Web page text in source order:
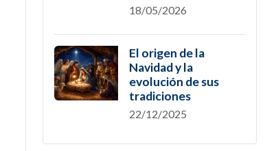
18/05/2026
El origen de la
Navidad y la
evolución de sus
tradiciones
22/12/2025